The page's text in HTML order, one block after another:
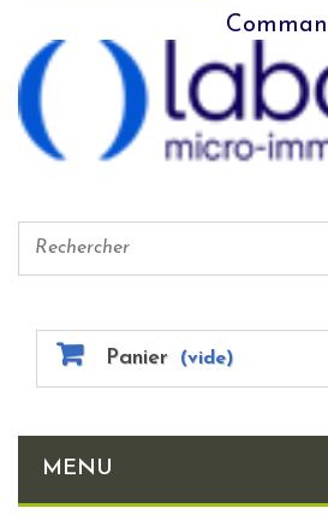
Panier (vide)
MENU